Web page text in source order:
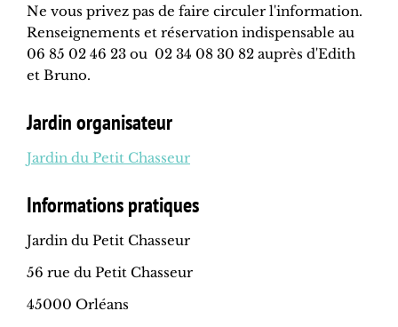
Ne vous privez pas de faire circuler l'information.
Renseignements et réservation indispensable au
06 85 02 46 23 ou 02 34 08 30 82 auprès d'Edith
et Bruno.
Jardin organisateur
Jardin du Petit Chasseur
Informations pratiques
Jardin du Petit Chasseur
56 rue du Petit Chasseur
45000 Orléans